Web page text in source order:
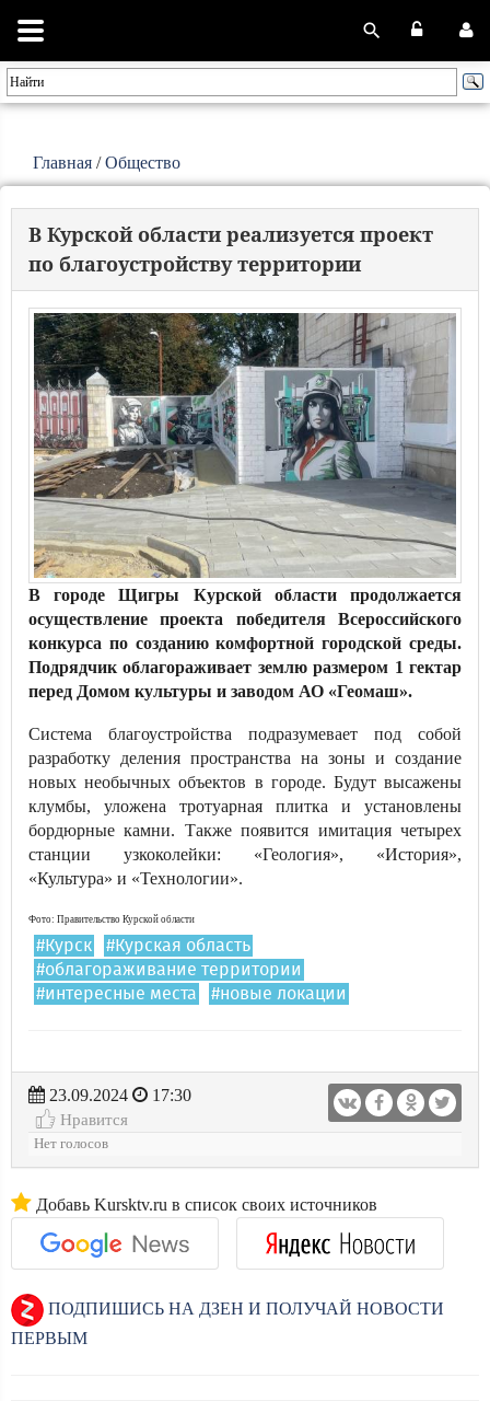
Главная /Общество
В Курской области реализуется проект
по благоустройству территории
В городе Щигры Курской области продолжается
осуществление проекта победителя Всероссийского
конкурса по созданию комфортной городской среды.
Подрядчик облагораживает землю размером 1 гектар
перед Домом культуры и заводом АО «Геомаш».
Система благоустройства подразумевает под собой
разработку деления пространства на зоны и создание
новых необычных объектов в городе. Будут высажены
клумбы, уложена тротуарная плитка и установлены
бордюрные камни. Также появится имитация четырех
станции узкоколейки: «Геология», «История»,
«Культура» и «Технологии».
Фото: Правительство Курской области
#Курск
#Курская область
#облагораживание территории
#интересные места
#новые локации
23.09.2024
17:30
Нравится
Нет голосов
Добавь Kursktv.ru в список своих источников
ПОДПИШИСЬ НА ДЗЕН И ПОЛУЧАЙ НОВОСТИ
ПЕРВЫМ